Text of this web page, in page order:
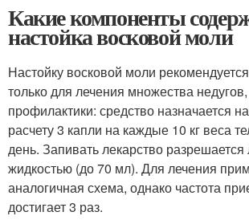
Какие компоненты
настойка восковой моли
Настойку восковой моли
только для лечения множества
профилактики: средство назначается
расчету 3 капли на каждые 10 кг веса
день. Запивать лекарство
жидкостью (до 70 мл). Для лечения
аналогичная схема, однако частота
достигает 3 раз.